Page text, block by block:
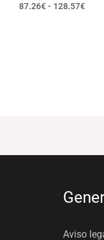
87.26€- 128.57€
Aviso